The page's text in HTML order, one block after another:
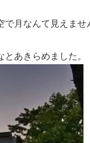
月なんて見えませ
あきらめました。